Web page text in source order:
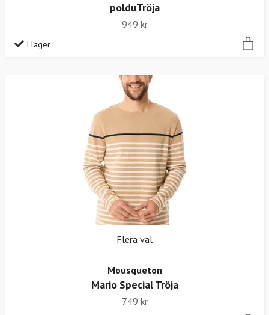
polduTröja
949 kr
I lager
Flera val
Mousqueton
Mario Special Tröja
749 kr